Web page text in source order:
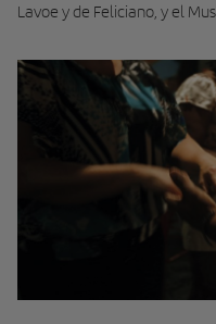
Lavoe y de Feliciano, y el